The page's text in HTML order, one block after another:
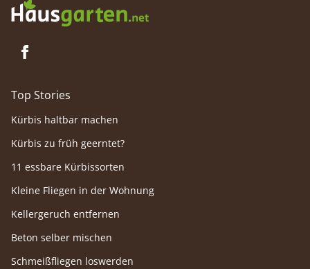
Top Stories
Kürbis haltbar machen
Kürbis zu früh geerntet?
11 essbare Kürbissorten
Kleine Fliegen in der Wohnung
Kellergeruch entfernen
Beton selber mischen
Schmeißfliegen loswerden